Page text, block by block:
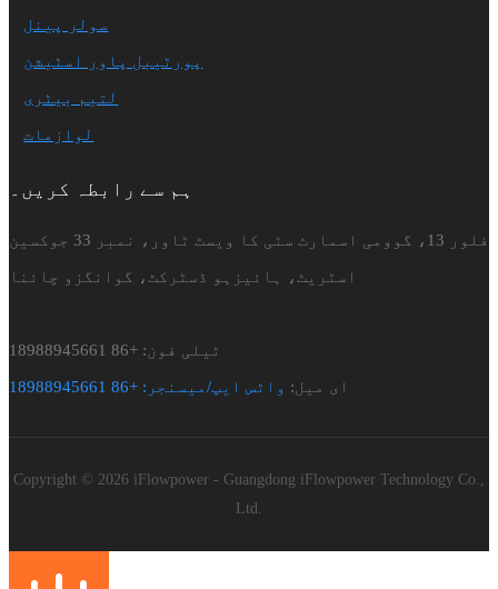
سولر پینل
پورٹیبل پاور اسٹیشن
لتیم بیٹری
لوازمات
ہم سے رابطہ کریں۔
فلور 13، گوومی اسمارٹ سٹی کا ویسٹ ٹاور، نمبر 33 جوکسین
اسٹریٹ، ہائیزہو ڈسٹرکٹ، گوانگزو چائنا
ٹیلی فون: +86 18988945661
ای میل: واٹس ایپ/میسنجر: +86 18988945661
Copyright © 2026 iFlowpower - Guangdong iFlowpower Technology Co.,
Ltd.